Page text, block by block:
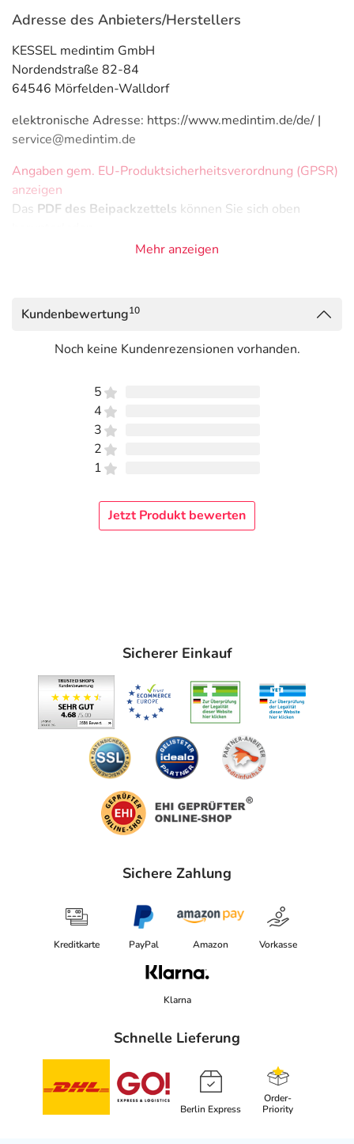
Adresse des Anbieters/Herstellers
KESSEL medintim GmbH
Nordendstraße 82-84
64546 Mörfelden-Walldorf
elektronische Adresse: https://www.medintim.de/de/ |
service@medintim.de
Angaben gem. EU-Produktsicherheitsverordnung (GPSR)
anzeigen
Das PDF des Beipackzettels können Sie sich oben
Mehr anzeigen
Kundenbewertung10
Noch keine Kundenrezensionen vorhanden.
5
4
3
2
1
Jetzt Produkt bewerten
Sicherer Einkauf
Sichere Zahlung
Kreditkarte PayPal Amazon Vorkasse
Klarna
Schnelle Lieferung
Berlin Express
Order-
Priority